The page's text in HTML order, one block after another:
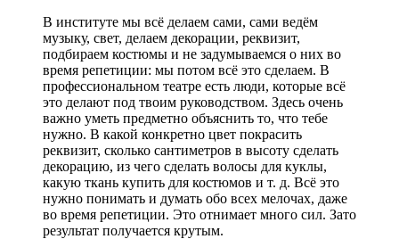
В институте мы всё делаем сами, сами ведём
музыку, свет, делаем декорации, реквизит,
подбираем костюмы и не задумываемся о них во
время репетиции: мы потом всё это сделаем. В
профессиональном театре есть люди, которые всё
это делают под твоим руководством. Здесь очень
важно уметь предметно объяснить то, что тебе
нужно. В какой конкретно цвет покрасить
реквизит, сколько сантиметров в высоту сделать
декорацию, из чего сделать волосы для куклы,
какую ткань купить для костюмов и т. д. Всё это
нужно понимать и думать обо всех мелочах, даже
во время репетиции. Это отнимает много сил. Зато
результат получается крутым.